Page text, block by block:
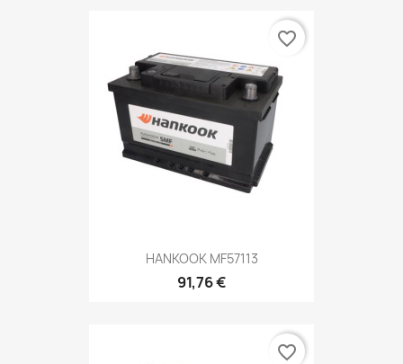
HANKOOK MF57113
91,76 €
favorite_border
favorite_border